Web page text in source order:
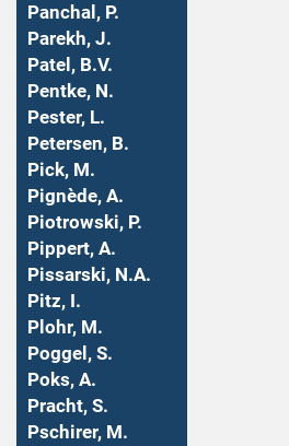
Panchal, P.
Parekh, J.
Patel, B.V.
Pentke, N.
Pester, L.
Petersen, B.
Pick, M.
Pignède, A.
Piotrowski, P.
Pippert, A.
Pissarski, N.A.
Pitz, I.
Plohr, M.
Poggel, S.
Poks, A.
Pracht, S.
Pschirer, M.